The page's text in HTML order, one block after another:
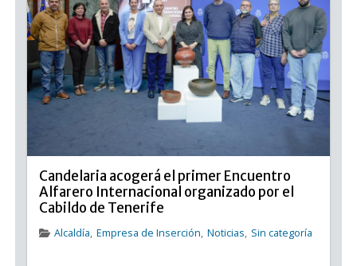
Candelaria acogerá el primer Encuentro
Alfarero Internacional organizado por el
Cabildo de Tenerife
Alcaldía, Empresa de Inserción, Noticias, Sin categoría